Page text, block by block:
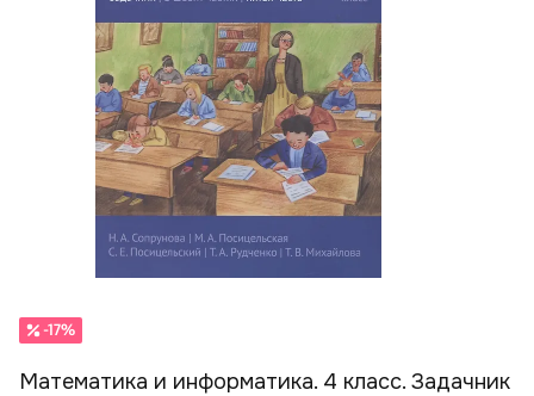
-17%
Математика и информатика. 4 класс. Задачник